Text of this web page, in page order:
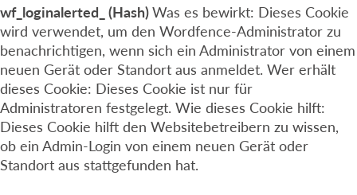
wf_loginalerted_ (Hash)Was es bewirkt: Dieses Cookie
wird verwendet, um den Wordfence-Administrator zu
benachrichtigen, wenn sich ein Administrator von einem
neuen Gerät oder Standort aus anmeldet. Wer erhält
dieses Cookie: Dieses Cookie ist nur für
Administratoren festgelegt. Wie dieses Cookie hilft:
Dieses Cookie hilft den Websitebetreibern zu wissen,
ob ein Admin-Login von einem neuen Gerät oder
Standort aus stattgefunden hat.